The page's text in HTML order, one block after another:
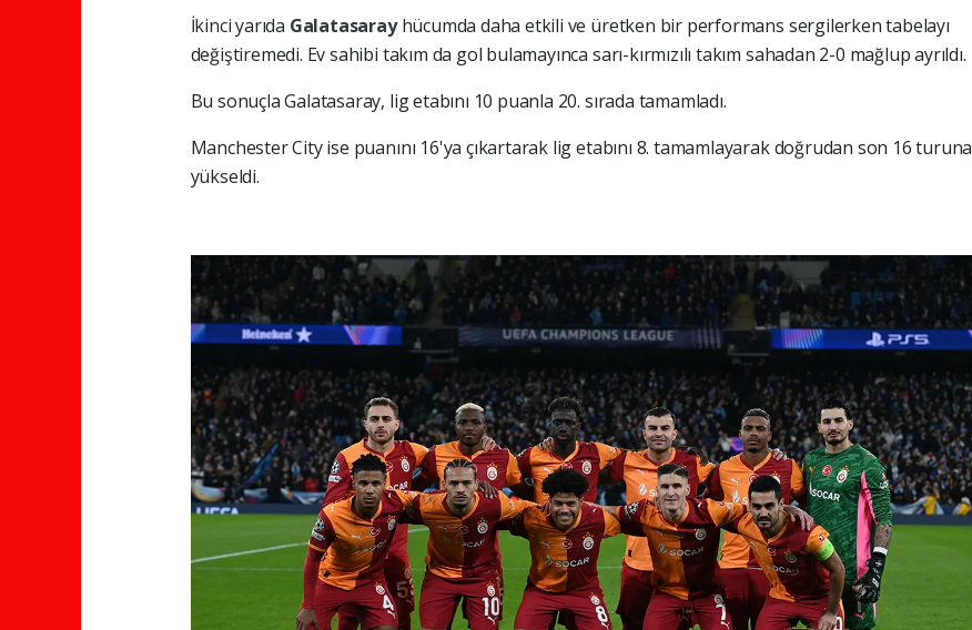
İkinci yarıda Galatasarayhücumda daha etkili ve üretken bir performans sergilerken tabelayı
değiştiremedi. Ev sahibi takım da gol bulamayınca sarı-kırmızılı takım sahadan 2-0 mağlup ayrıldı.
Bu sonuçla Galatasaray, lig etabını 10 puanla 20. sırada tamamladı.
Manchester City ise puanını 16'ya çıkartarak lig etabını 8. tamamlayarak doğrudan son 16 turuna
yükseldi.